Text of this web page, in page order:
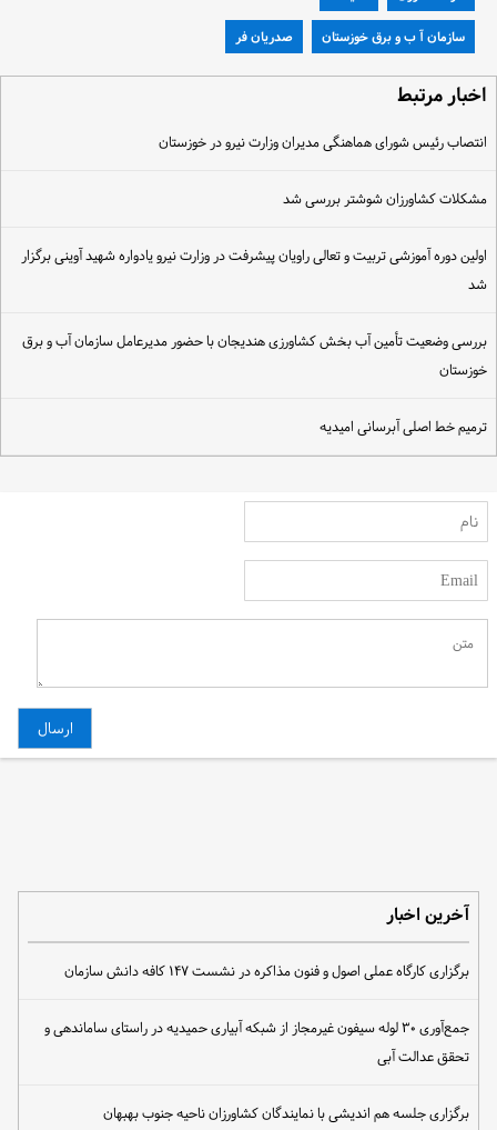
سازمان آ ب و برق خوزستان صدریان فر
اخبار مرتبط
انتصاب رئیس شورای هماهنگی مدیران وزارت نیرو در خوزستان
مشکلات کشاورزان شوشتر بررسی شد
اولین دوره آموزشی تربیت و تعالی راویان پیشرفت در وزارت نیرو یادواره شهید آوینی برگزار
شد
بررسی وضعیت تأمین آب بخش کشاورزی هندیجان با حضور مدیرعامل سازمان آب و برق
خوزستان
ترمیم خط اصلی آبرسانی امیدیه
آخرین اخبار
برگزاری کارگاه عملی اصول و فنون مذاکره در نشست ۱۴۷ کافه دانش سازمان
جمع‌آوری ۳۰ لوله سیفون غیرمجاز از شبکه آبیاری حمیدیه در راستای ساماندهی و
تحقق عدالت آبی
برگزاری جلسه هم اندیشی با نمایندگان کشاورزان ناحیه جنوب بهبهان